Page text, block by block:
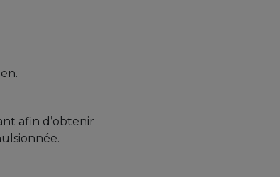
afin d’obtenir